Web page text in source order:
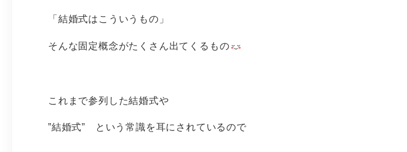
「結婚式はこういうもの」
そんな固定概念がたくさん出てくるもの
これまで参列した結婚式や
”結婚式” という常識を耳にされているので